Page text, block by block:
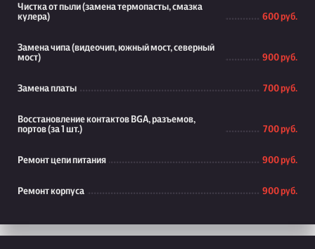
Чистка от пыли (замена термопасты, смазка
кулера)
600 руб.
Замена чипа (видеочип, южный мост, северный
мост)
900 руб.
Замена платы 700 руб.
Восстановление контактов BGA, разъемов,
портов (за 1 шт.)
700 руб.
Ремонт цепи питания 900 руб.
Ремонт корпуса 900 руб.